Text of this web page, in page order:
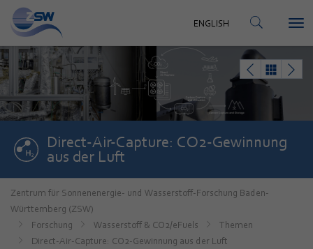
KONTAKT
ENGLISH
Direct-Air-Capture: CO2-Gewinnung
aus der Luft
Zentrum für Sonnenenergie- und Wasserstoff-Forschung Baden-
Württemberg (ZSW)
Forschung
Wasserstoff & CO2/eFuels
Themen
Direct-Air-Capture: CO2-Gewinnung aus der Luft